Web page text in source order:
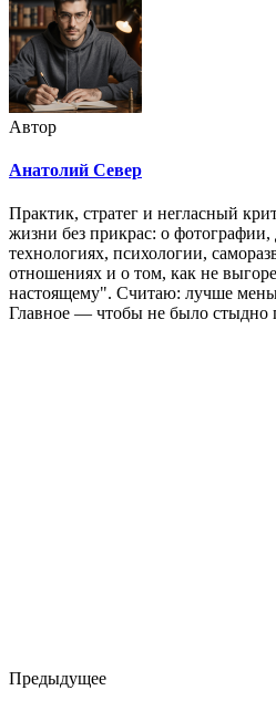
Автор
Анатолий Север
Практик, стратег и негласный
жизни без прикрас: о
технологиях, психологии,
отношениях и о том, как не
настоящему". Считаю: лучше
Главное — чтобы не было стыдно
Предыдущее